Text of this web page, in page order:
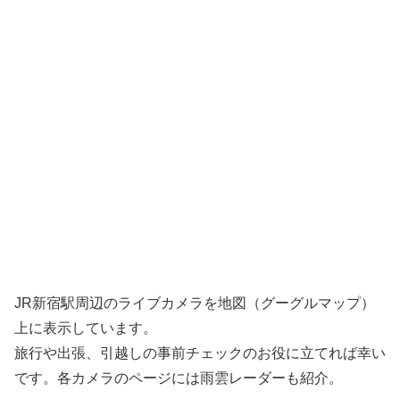
JR新宿駅周辺のライブカメラを地図（グーグルマップ）
上に表示しています。
旅行や出張、引越しの事前チェックのお役に立てれば幸い
です。各カメラのページには雨雲レーダーも紹介。